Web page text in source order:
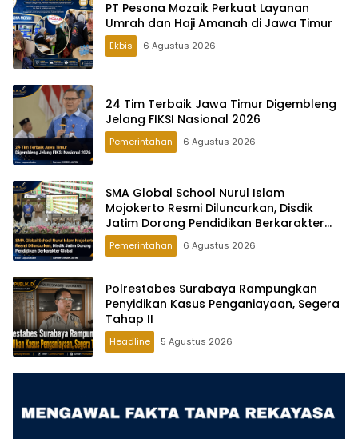
PT Pesona Mozaik Perkuat Layanan
Umrah dan Haji Amanah di Jawa Timur
Ekbis 6 Agustus 2026
24 Tim Terbaik Jawa Timur Digembleng
Jelang FIKSI Nasional 2026
Pemerintahan 6 Agustus 2026
SMA Global School Nurul Islam
Mojokerto Resmi Diluncurkan, Disdik
Jatim Dorong Pendidikan Berkarakter
Global
Pemerintahan 6 Agustus 2026
Polrestabes Surabaya Rampungkan
Penyidikan Kasus Penganiayaan, Segera
Tahap II
Headline 5 Agustus 2026